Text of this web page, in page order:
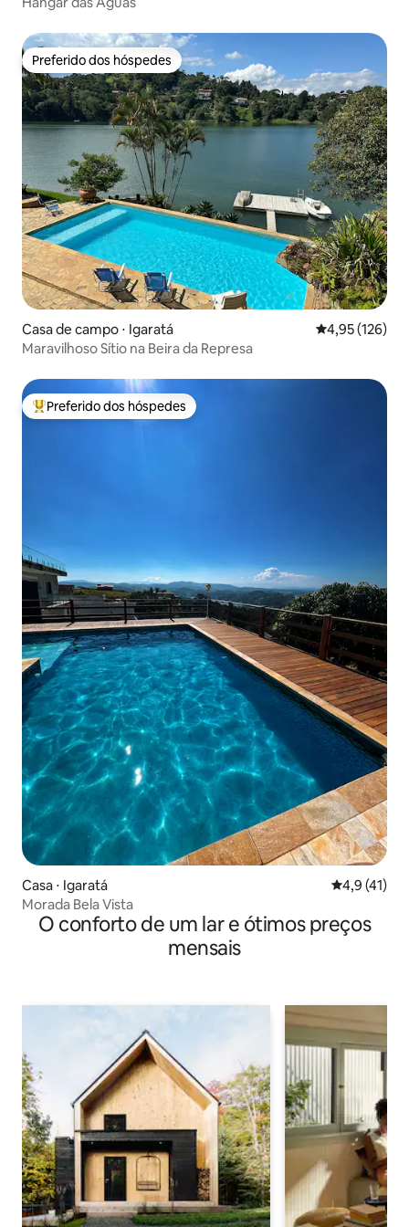
Preferido dos hóspedes
Preferido dos hóspedes
Casa de campo ⋅ Igaratá 4,95 de uma
4,95 (126)
Maravilhoso Sítio na Beira da Represa
Entre os melhores preferidos dos hóspedes
Preferido dos hóspedes
Casa ⋅ Igaratá 4,9 de uma
4,9 (41)
Morada Bela Vista
O conforto de um lar e ótimos preços
mensais